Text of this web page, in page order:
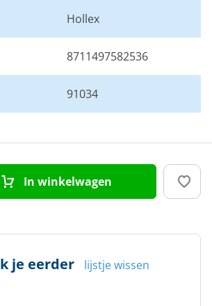
Hollex
8711497582536
91034
In winkelwagen
je eerder lijstje wissen